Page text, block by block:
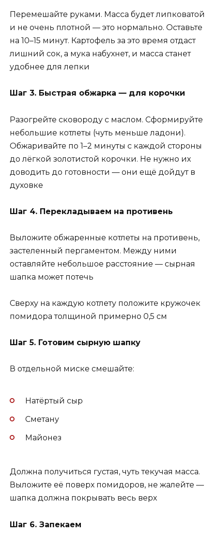
Перемешайте руками. Масса будет липковатой
и не очень плотной — это нормально. Оставьте
на 10–15 минут. Картофель за это время отдаст
лишний сок, а мука набухнет, и масса станет
удобнее для лепки
Шаг 3. Быстрая обжарка — для корочки
Разогрейте сковороду с маслом. Сформируйте
небольшие котлеты (чуть меньше ладони).
Обжаривайте по 1–2 минуты с каждой стороны
до лёгкой золотистой корочки. Не нужно их
доводить до готовности — они ещё дойдут в
духовке
Шаг 4. Перекладываем на противень
Выложите обжаренные котлеты на противень,
застеленный пергаментом. Между ними
оставляйте небольшое расстояние — сырная
шапка может потечь
Сверху на каждую котлету положите кружочек
помидора толщиной примерно 0,5 см
Шаг 5. Готовим сырную шапку
В отдельной миске смешайте:
Натёртый сыр
Сметану
Майонез
Должна получиться густая, чуть текучая масса.
Выложите её поверх помидоров, не жалейте —
шапка должна покрывать весь верх
Шаг 6. Запекаем